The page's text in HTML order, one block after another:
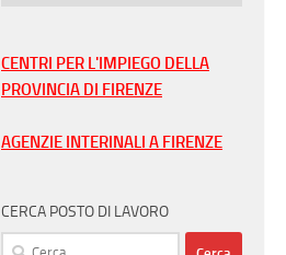
tua
città
CENTRI PER L'IMPIEGO DELLA
PROVINCIA DI FIRENZE
AGENZIE INTERINALI A FIRENZE
CERCA POSTO DI LAVORO
Ricerca